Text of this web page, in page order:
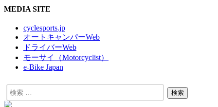
MEDIA SITE
cyclesports.jp
オートキャンパーWeb
ドライバーWeb
モーサイ（Motorcyclist）
e-Bike Japan